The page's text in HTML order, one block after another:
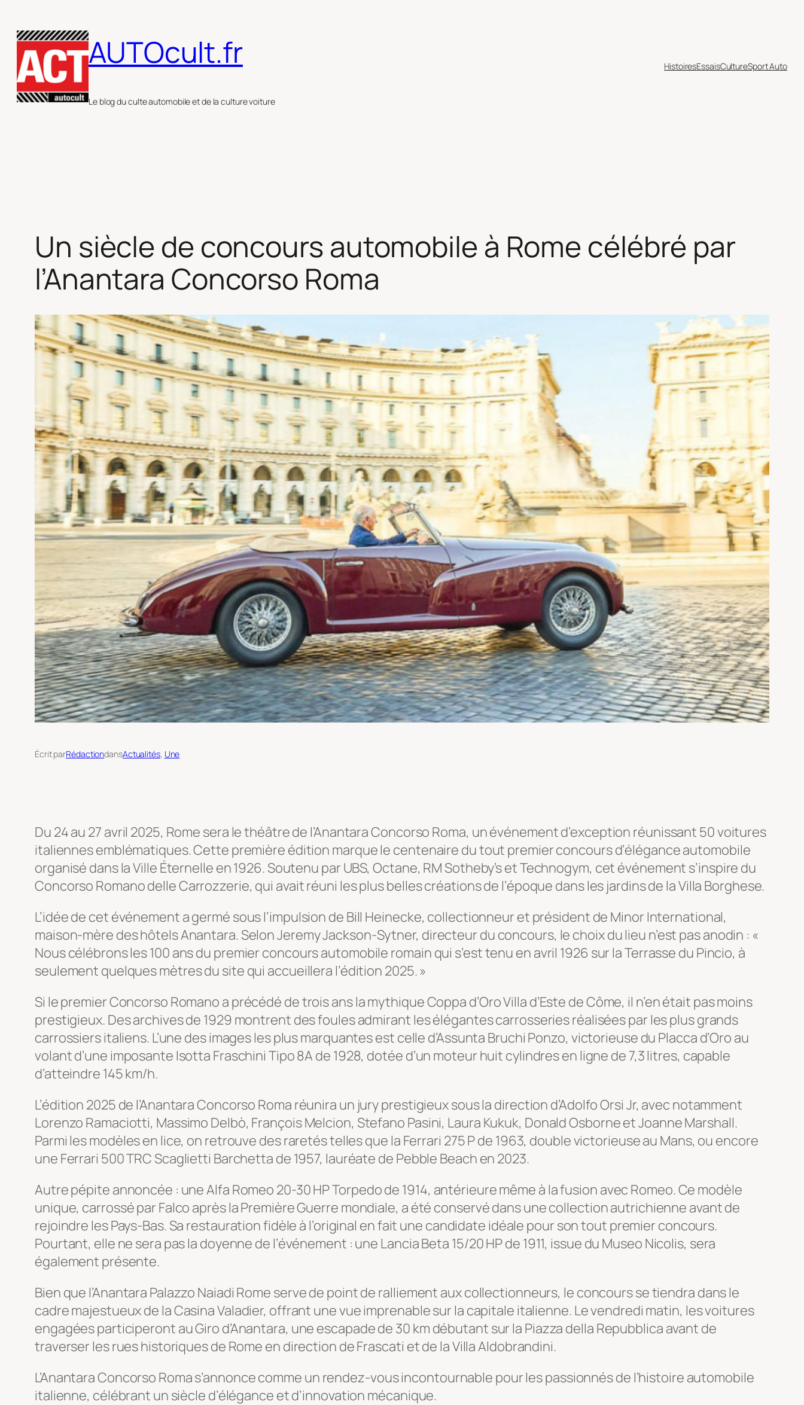
au
contenu
AUTOcult.fr
Le blog du culte automobile et de la culture voiture
HistoiresEssaisCultureSport Auto
Un siècle de concours automobile à Rome célébré par
l’Anantara Concorso Roma
Écrit parRédactiondansActualités, Une
Du 24 au 27 avril 2025, Rome sera le théâtre de l’Anantara Concorso Roma, un événement d’exception réunissant 50 voitures
italiennes emblématiques. Cette première édition marque le centenaire du tout premier concours d’élégance automobile
organisé dans la Ville Éternelle en 1926. Soutenu par UBS, Octane, RM Sotheby’s et Technogym, cet événement s’inspire du
Concorso Romano delle Carrozzerie, qui avait réuni les plus belles créations de l’époque dans les jardins de la Villa Borghese.
L’idée de cet événement a germé sous l’impulsion de Bill Heinecke, collectionneur et président de Minor International,
maison-mère des hôtels Anantara. Selon Jeremy Jackson-Sytner, directeur du concours, le choix du lieu n’est pas anodin : «
Nous célébrons les 100 ans du premier concours automobile romain qui s’est tenu en avril 1926 sur la Terrasse du Pincio, à
seulement quelques mètres du site qui accueillera l’édition 2025. »
Si le premier Concorso Romano a précédé de trois ans la mythique Coppa d’Oro Villa d’Este de Côme, il n’en était pas moins
prestigieux. Des archives de 1929 montrent des foules admirant les élégantes carrosseries réalisées par les plus grands
carrossiers italiens. L’une des images les plus marquantes est celle d’Assunta Bruchi Ponzo, victorieuse du Placca d’Oro au
volant d’une imposante Isotta Fraschini Tipo 8A de 1928, dotée d’un moteur huit cylindres en ligne de 7,3 litres, capable
d’atteindre 145 km/h.
L’édition 2025 de l’Anantara Concorso Roma réunira un jury prestigieux sous la direction d’Adolfo Orsi Jr, avec notamment
Lorenzo Ramaciotti, Massimo Delbò, François Melcion, Stefano Pasini, Laura Kukuk, Donald Osborne et Joanne Marshall.
Parmi les modèles en lice, on retrouve des raretés telles que la Ferrari 275 P de 1963, double victorieuse au Mans, ou encore
une Ferrari 500 TRC Scaglietti Barchetta de 1957, lauréate de Pebble Beach en 2023.
Autre pépite annoncée : une Alfa Romeo 20-30 HP Torpedo de 1914, antérieure même à la fusion avec Romeo. Ce modèle
unique, carrossé par Falco après la Première Guerre mondiale, a été conservé dans une collection autrichienne avant de
rejoindre les Pays-Bas. Sa restauration fidèle à l’original en fait une candidate idéale pour son tout premier concours.
Pourtant, elle ne sera pas la doyenne de l’événement : une Lancia Beta 15/20 HP de 1911, issue du Museo Nicolis, sera
également présente.
Bien que l’Anantara Palazzo Naiadi Rome serve de point de ralliement aux collectionneurs, le concours se tiendra dans le
cadre majestueux de la Casina Valadier, offrant une vue imprenable sur la capitale italienne. Le vendredi matin, les voitures
engagées participeront au Giro d’Anantara, une escapade de 30 km débutant sur la Piazza della Repubblica avant de
traverser les rues historiques de Rome en direction de Frascati et de la Villa Aldobrandini.
L’Anantara Concorso Roma s’annonce comme un rendez-vous incontournable pour les passionnés de l’histoire automobile
italienne, célébrant un siècle d’élégance et d’innovation mécanique.